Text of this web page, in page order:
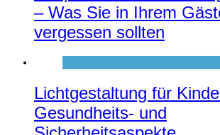
– Was Sie in Ihrem
vergessen sollten
Lichtgestaltung für
Gesundheits- und